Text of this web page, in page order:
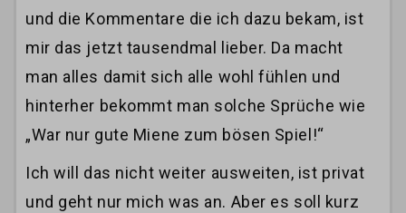
und die Kommentare die ich dazu bekam, ist
mir das jetzt tausendmal lieber. Da macht
man alles damit sich alle wohl fühlen und
hinterher bekommt man solche Sprüche wie
„War nur gute Miene zum bösen Spiel!“
Ich will das nicht weiter ausweiten, ist privat
und geht nur mich was an. Aber es soll kurz